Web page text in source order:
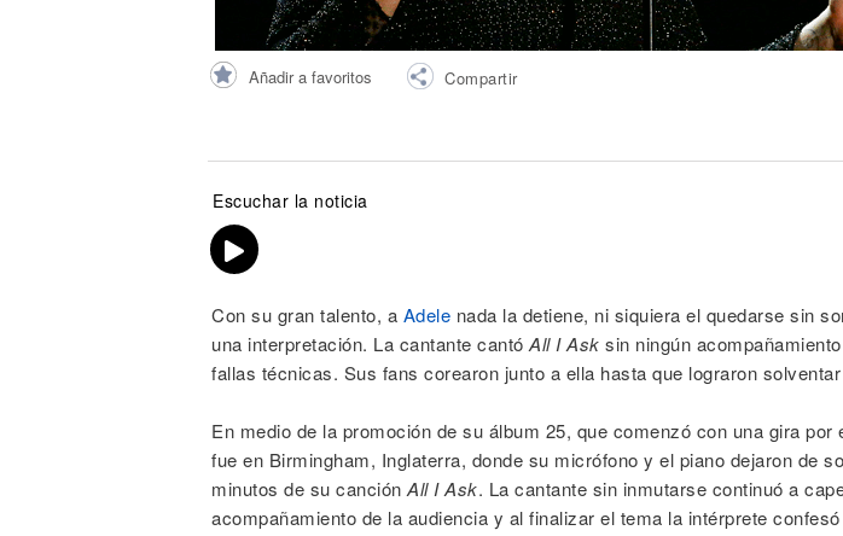
Añadir a favoritos Compartir
Escuchar la noticia
Con su gran talento, a Adele nada la detiene, ni siquiera el quedarse sin
una interpretación. La cantante cantó All I Ask sin ningún
fallas técnicas. Sus fans corearon junto a ella hasta que lograron
En medio de la promoción de su álbum 25, que comenzó con una gira por
fue en Birmingham, Inglaterra, donde su micrófono y el piano dejaron de
minutos de su canción All I Ask. La cantante sin inmutarse continuó a
acompañamiento de la audiencia y al finalizar el tema la intérprete